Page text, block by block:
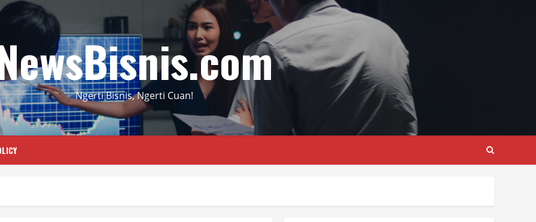
Ngerti Bisnis, Ngerti Cuan!